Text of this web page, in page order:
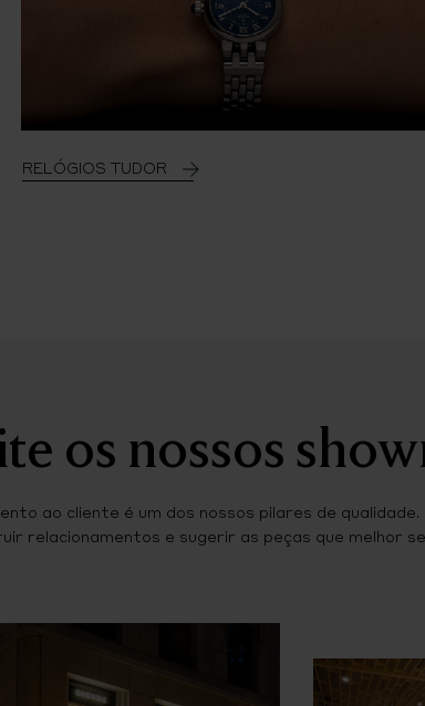
RELÓGIOS TUDOR
os nossos
ao cliente é um dos nossos pilares de
relacionamentos e sugerir as peças que melhor